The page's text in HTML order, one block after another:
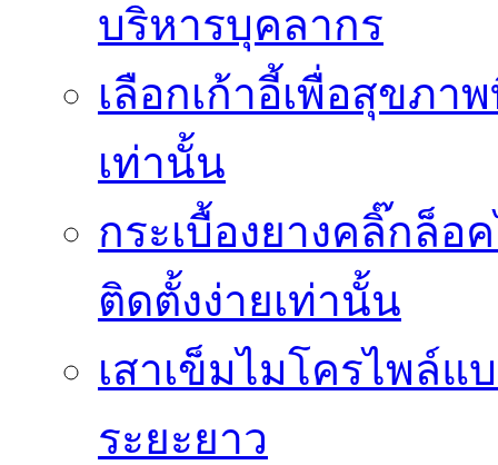
บริหารบุคลากร
เลือกเก้าอี้เพื่อสุขภา
เท่านั้น
กระเบื้องยางคลิ๊กล็อ
ติดตั้งง่ายเท่านั้น
เสาเข็มไมโครไพล์
ระยะยาว